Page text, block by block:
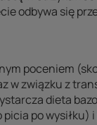
odbywa się
poceniem
w związku z
dieta
po wysiłku)